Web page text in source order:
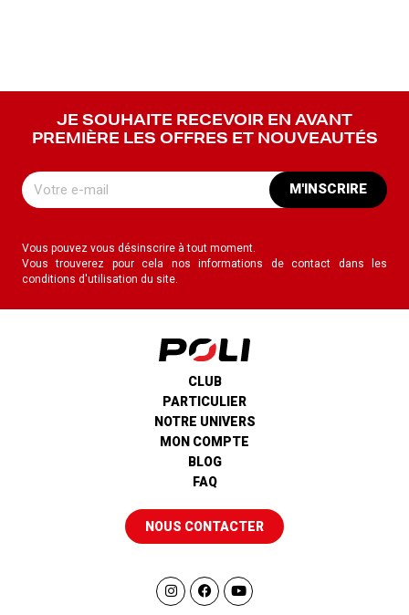
JE SOUHAITE RECEVOIR EN AVANT
PREMIÈRE LES OFFRES ET NOUVEAUTÉS
M'INSCRIRE
Vous pouvez vous désinscrire à tout moment.
Vous trouverez pour cela nos informations de contact dans les
conditions d'utilisation du site.
CLUB
PARTICULIER
NOTRE UNIVERS
MON COMPTE
BLOG
FAQ
NOUS CONTACTER